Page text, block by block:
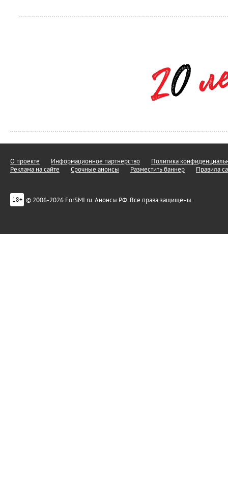
О проекте Информационное партнерство
Политика
Реклама на сайте
Срочные анонсы Разместить баннер Правила
18+ © 2006-2026 ForSMI.ru. Анонсы.РФ. Все права защищены.